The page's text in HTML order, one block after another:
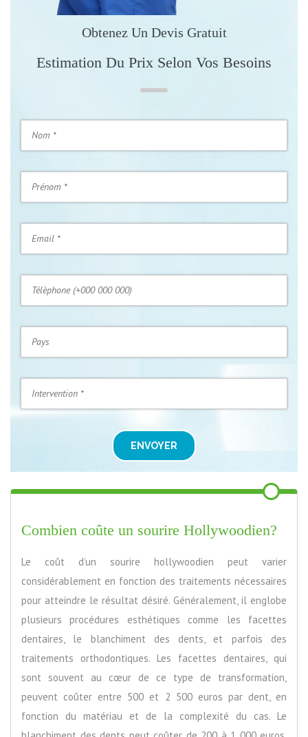
Obtenez Un Devis Gratuit
Estimation Du Prix Selon Vos Besoins
ENVOYER
Combien coûte un sourire Hollywoodien?
Le coût d’un sourire hollywoodien peut varier
considérablement en fonction des traitements nécessaires
pour atteindre le résultat désiré. Généralement, il englobe
plusieurs procédures esthétiques comme les facettes
dentaires, le blanchiment des dents, et parfois des
traitements orthodontiques. Les facettes dentaires, qui
sont souvent au cœur de ce type de transformation,
peuvent coûter entre 500 et 2 500 euros par dent, en
fonction du matériau et de la complexité du cas. Le